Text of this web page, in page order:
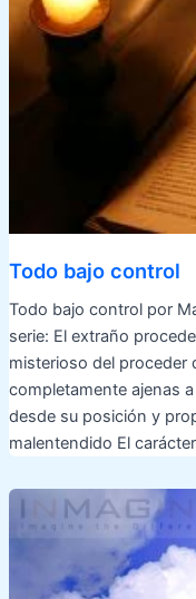
Todo bajo control
Todo bajo control por
serie: El extraño
misterioso del proceder
completamente ajenas
desde su posición y
malentendido El